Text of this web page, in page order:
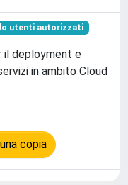
utenti autorizzati
il deployment e
in ambito Cloud
copia